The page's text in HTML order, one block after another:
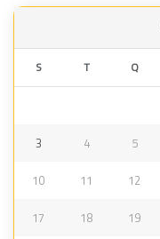
S T Q
3 4 5
10 11 12
17 18 19